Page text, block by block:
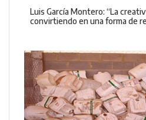
Luis García Montero: “La
convirtiendo en una forma de